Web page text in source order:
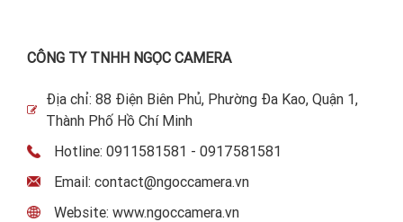
CÔNG TY TNHH NGỌC CAMERA
Địa chỉ: 88 Điện Biên Phủ, Phường Đa Kao, Quận 1,
Thành Phố Hồ Chí Minh
Hotline: 0911581581 - 0917581581
Email: contact@ngoccamera.vn
Website: www.ngoccamera.vn